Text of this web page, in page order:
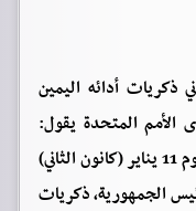
ذكريات أدائه اليمين
الأمم المتحدة يقول:
«دوما يتبادر إلى ذهني ذلك الموقف، في يوم 11 يناير (كانون الثاني)
رئيس الجمهورية، ذكريات